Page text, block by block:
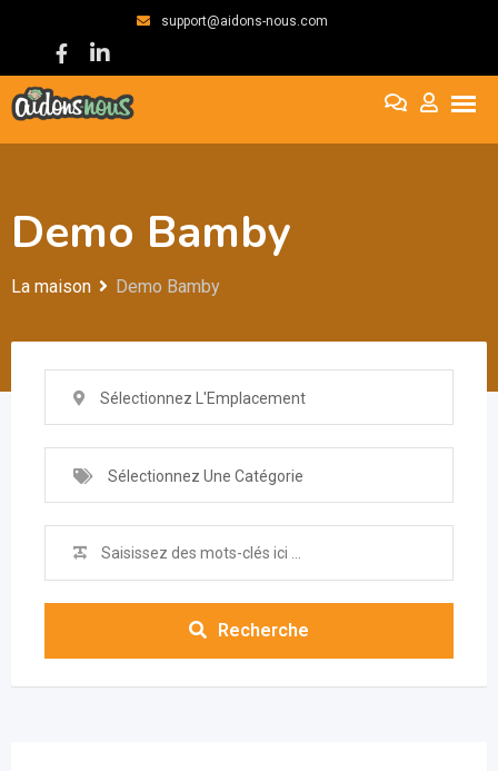
support@aidons-nous.com
Demo Bamby
La maison Demo Bamby
Sélectionnez L'Emplacement
Sélectionnez Une Catégorie
Recherche